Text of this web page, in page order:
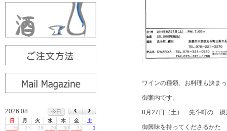
2026.08
今日
日
月 火 水 木 金
土
26
27 28 29 30 31 1
ワインの種類、お料理も決ま
御案内です。
8月27日（土） 先斗町の 禊
御興味を持ってくださるかた